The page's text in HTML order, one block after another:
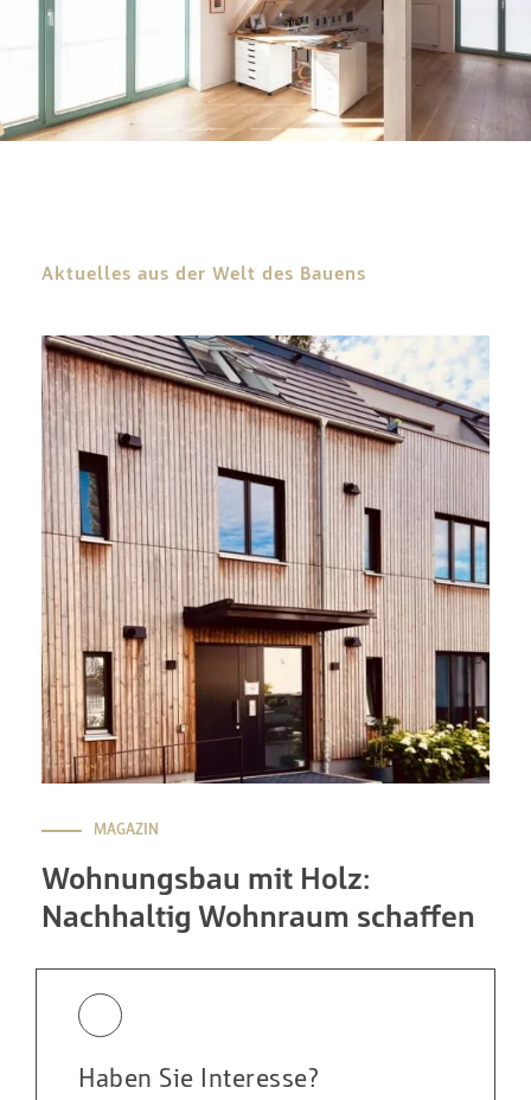
Aktuelles aus der Welt des Bauens
MAGAZIN
Wohnungsbau mit Holz:
Nachhaltig Wohnraum schaffen
kommt am Holzbau kaum vorbei. Der Baustoff
auch die praktische Herausforderung, dringend
Haben Sie Interesse?